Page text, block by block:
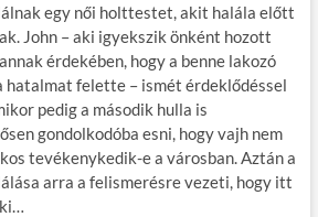
egy női holttestet, akit halála előtt
John – aki igyekszik önként hozott
érdekében, hogy a benne lakozó
hatalmat felette – ismét érdeklődéssel
pedig a második hulla is
gondolkodóba esni, hogy vajh nem
tevékenykedik-e a városban. Aztán a
arra a felismerésre vezeti, hogy itt